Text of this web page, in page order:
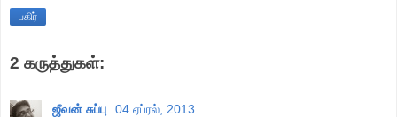
பகிர்
2 கருத்துகள்:
ஜீவன் சுப்பு
04 ஏப்ரல், 2013